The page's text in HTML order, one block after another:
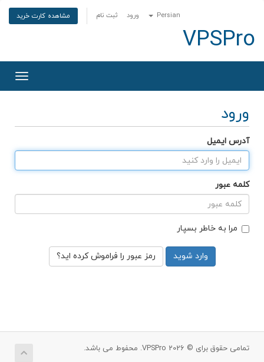
Persian ورود ثبت نام مشاهده کارت خرید
VPSPro
تغییر
ورود
آدرس ایمیل
کلمه عبور
مرا به خاطر بسپار
رمز عبور را فراموش کرده اید؟
تمامی حقوق برای © 2026 VPSPro. محفوط می باشد.